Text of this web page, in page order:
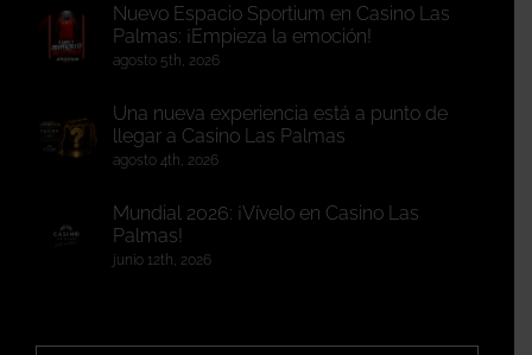
Nuevo Espacio Sportium en Casino Las
Palmas: ¡Empieza la emoción!
agosto 5th, 2026
Una nueva experiencia está a punto de
llegar a Casino Las Palmas
agosto 4th, 2026
Mundial 2026: ¡Vívelo en Casino Las
Palmas!
junio 12th, 2026